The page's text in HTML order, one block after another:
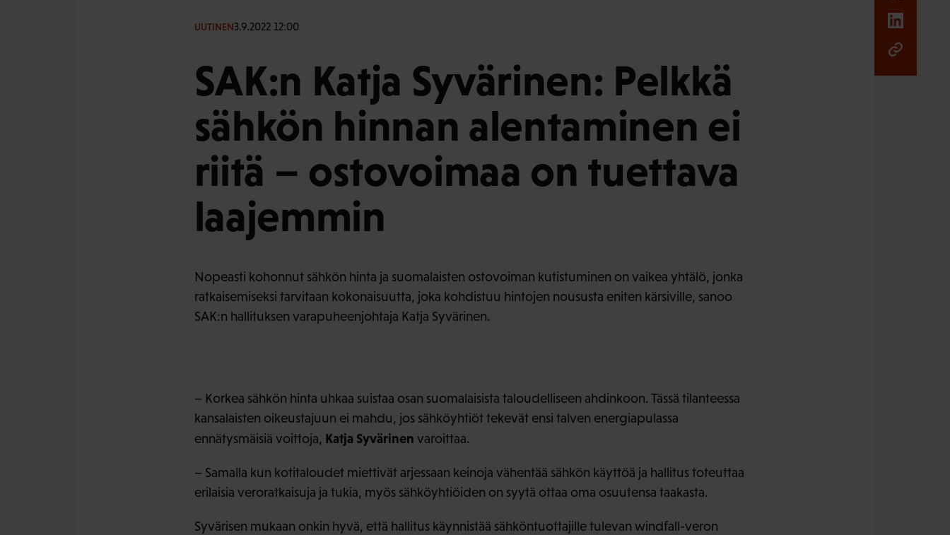
UUTINEN3.9.2022 12:00
SAK:n Katja Syvärinen: Pelkkä
sähkön hinnan alentaminen ei
riitä – ostovoimaa on tuettava
laajemmin
Nopeasti kohonnut sähkön hinta ja suomalaisten ostovoiman kutistuminen on vaikea yhtälö, jonka
ratkaisemiseksi tarvitaan kokonaisuutta, joka kohdistuu hintojen noususta eniten kärsiville, sanoo
SAK:n hallituksen varapuheenjohtaja Katja Syvärinen.
– Korkea sähkön hinta uhkaa suistaa osan suomalaisista taloudelliseen ahdinkoon. Tässä tilanteessa
kansalaisten oikeustajuun ei mahdu, jos sähköyhtiöt tekevät ensi talven energiapulassa
ennätysmäisiä voittoja, Katja Syvärinen varoittaa.
– Samalla kun kotitaloudet miettivät arjessaan keinoja vähentää sähkön käyttöä ja hallitus toteuttaa
erilaisia veroratkaisuja ja tukia, myös sähköyhtiöiden on syytä ottaa oma osuutensa taakasta.
Syvärisen mukaan onkin hyvä, että hallitus käynnistää sähköntuottajille tulevan windfall-veron